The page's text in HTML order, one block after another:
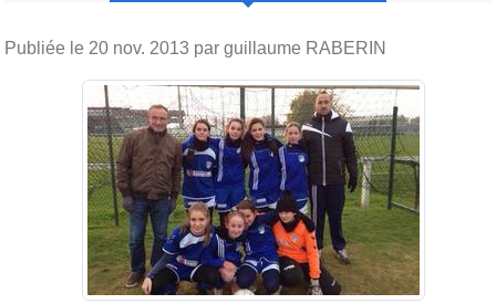
Publiée le 20 nov. 2013 par guillaume RABERIN